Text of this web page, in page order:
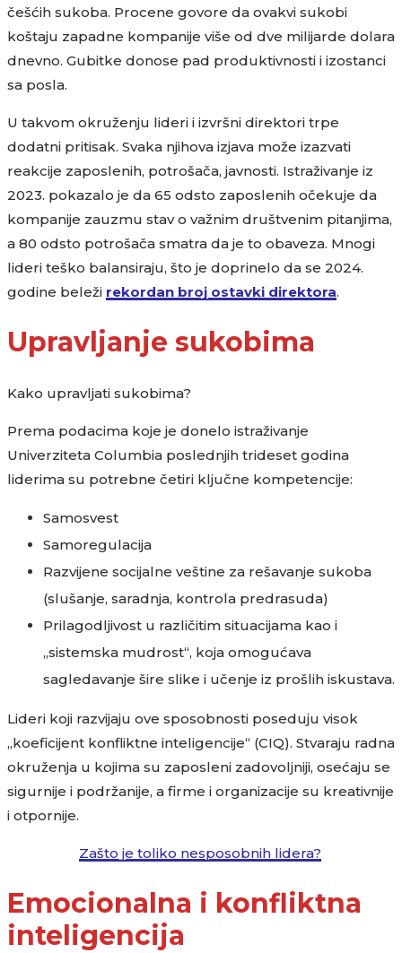
češćih sukoba. Procene govore da ovakvi sukobi
koštaju zapadne kompanije više od dve milijarde dolara
dnevno. Gubitke donose pad produktivnosti i izostanci
sa posla.
U takvom okruženju lideri i izvršni direktori trpe
dodatni pritisak. Svaka njihova izjava može izazvati
reakcije zaposlenih, potrošača, javnosti. Istraživanje iz
2023. pokazalo je da 65 odsto zaposlenih očekuje da
kompanije zauzmu stav o važnim društvenim pitanjima,
a 80 odsto potrošača smatra da je to obaveza. Mnogi
lideri teško balansiraju, što je doprinelo da se 2024.
godine beleži rekordan broj ostavki direktora.
Upravljanje sukobima
Kako upravljati sukobima?
Prema podacima koje je donelo istraživanje
Univerziteta Columbia poslednjih trideset godina
liderima su potrebne četiri ključne kompetencije:
Samosvest
Samoregulacija
Razvijene socijalne veštine za rešavanje sukoba
(slušanje, saradnja, kontrola predrasuda)
Prilagodljivost u različitim situacijama kao i
„sistemska mudrost“, koja omogućava
sagledavanje šire slike i učenje iz prošlih iskustava.
Lideri koji razvijaju ove sposobnosti poseduju visok
„koeficijent konfliktne inteligencije“ (CIQ). Stvaraju radna
okruženja u kojima su zaposleni zadovoljniji, osećaju se
sigurnije i podržanije, a firme i organizacije su kreativnije
i otpornije.
Zašto je toliko nesposobnih lidera?
Emocionalna i konfliktna
inteligencija